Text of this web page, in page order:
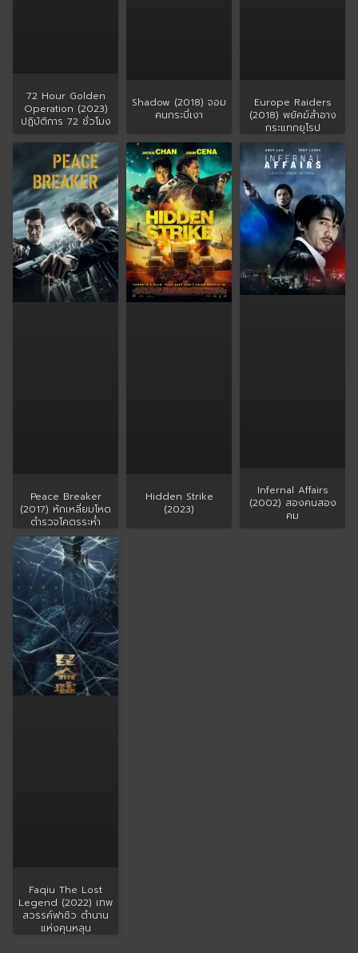
72 Hour Golden
Operation (2023)
ปฏิบัติการ 72 ชั่วโมง
Shadow (2018) จอม
คนกระบี่เงา
Europe Raiders
(2018) พยัคฆ์สำอาง
กระแทกยุโรป
Peace Breaker
(2017) หักเหลี่ยมโหด
ตำรวจโคตรระห่ำ
Hidden Strike
(2023)
Infernal Affairs
(2002) สองคนสอง
คม
Faqiu The Lost
Legend (2022) เทพ
สวรรค์ฟาชิว ตำนาน
แห่งคุนหลุน